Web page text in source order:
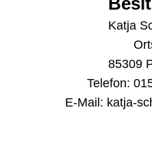
Katja
85309
Telefon:
E-Mail: katja-